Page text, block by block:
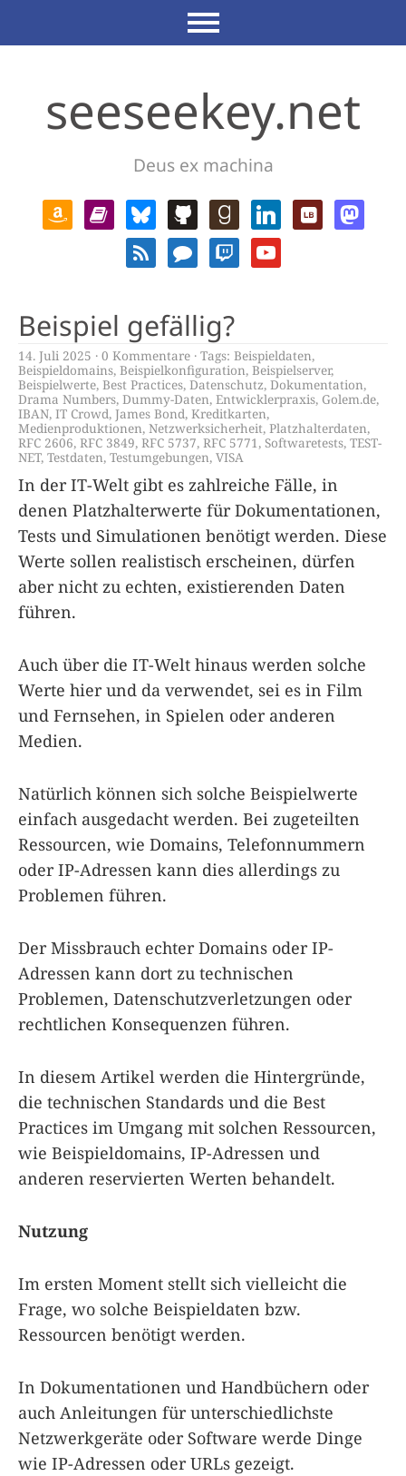
seeseekey.net
Deus ex machina
Beispiel gefällig?
14. Juli 2025 0 Kommentare Tags: Beispieldaten,
Beispieldomains, Beispielkonfiguration, Beispielserver,
Beispielwerte, Best Practices, Datenschutz, Dokumentation,
Drama Numbers, Dummy-Daten, Entwicklerpraxis, Golem.de,
IBAN, IT Crowd, James Bond, Kreditkarten,
Medienproduktionen, Netzwerksicherheit, Platzhalterdaten,
RFC 2606, RFC 3849, RFC 5737, RFC 5771 , Softwaretests, TEST-
NET, Testdaten, Testumgebungen, VISA
In der IT-Welt gibt es zahlreiche Fälle, in
denen Platzhalterwerte für Dokumentationen,
Tests und Simulationen benötigt werden. Diese
Werte sollen realistisch erscheinen, dürfen
aber nicht zu echten, existierenden Daten
führen.
Auch über die IT-Welt hinaus werden solche
Werte hier und da verwendet, sei es in Film
und Fernsehen, in Spielen oder anderen
Medien.
Natürlich können sich solche Beispielwerte
einfach ausgedacht werden. Bei zugeteilten
Ressourcen, wie Domains, Telefonnummern
oder IP-Adressen kann dies allerdings zu
Problemen führen.
Der Missbrauch echter Domains oder IP-
Adressen kann dort zu technischen
Problemen, Datenschutzverletzungen oder
rechtlichen Konsequenzen führen.
In diesem Artikel werden die Hintergründe,
die technischen Standards und die Best
Practices im Umgang mit solchen Ressourcen,
wie Beispieldomains, IP-Adressen und
anderen reservierten Werten behandelt.
Nutzung
Im ersten Moment stellt sich vielleicht die
Frage, wo solche Beispieldaten bzw.
Ressourcen benötigt werden.
In Dokumentationen und Handbüchern oder
auch Anleitungen für unterschiedlichste
Netzwerkgeräte oder Software werde Dinge
wie IP-Adressen oder URLs gezeigt.